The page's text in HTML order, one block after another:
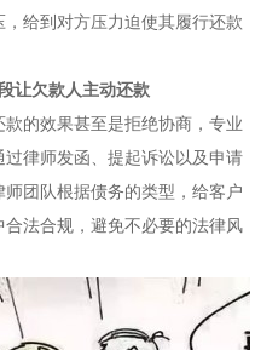
给到对方压力迫使其履行还款
让欠款人主动还款
的效果甚至是拒绝协商，专业
律师发函、提起诉讼以及申请
团队根据债务的类型，给客户
法合规，避免不必要的法律风